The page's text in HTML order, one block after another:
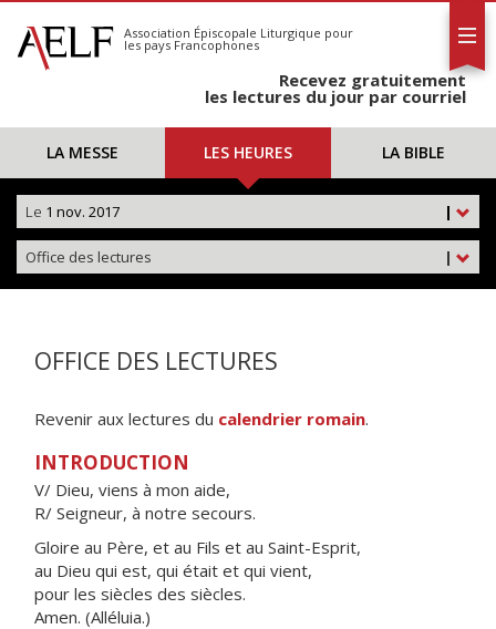
S'abonner
Calendrier
Association Épiscopale Liturgique pour
les pays Francophones
Recevez gratuitement
les lectures du jour par courriel
LA MESSE LES HEURES LA BIBLE
|
Le 1 nov. 2017
|
Office des lectures
OFFICE DES LECTURES
Revenir aux lectures du calendrier romain.
INTRODUCTION
V/ Dieu, viens à mon aide,
R/ Seigneur, à notre secours.
Gloire au Père, et au Fils et au Saint-Esprit,
au Dieu qui est, qui était et qui vient,
pour les siècles des siècles.
Amen. (Alléluia.)